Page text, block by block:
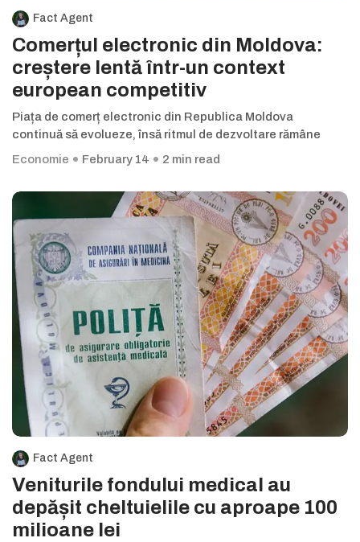
Fact Agent
Comerțul electronic din Moldova:
creștere lentă într-un context
european competitiv
Piața de comerț electronic din Republica Moldova
continuă să evolueze, însă ritmul de dezvoltare rămâne
Economie
February 14 2 min read
Fact Agent
Veniturile fondului medical au
depășit cheltuielile cu aproape 100
milioane lei